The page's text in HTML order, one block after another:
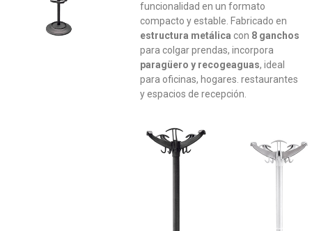
funcionalidad en un formato
compacto y estable. Fabricado en
estructura metálica con 8 ganchos
para colgar prendas, incorpora
paragüero y recogeaguas, ideal
para oficinas, hogares. restaurantes
y espacios de recepción.